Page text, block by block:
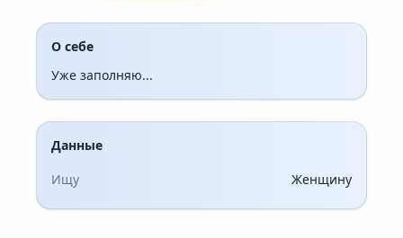
О себе
Уже заполняю...
Данные
Ищу
Женщину